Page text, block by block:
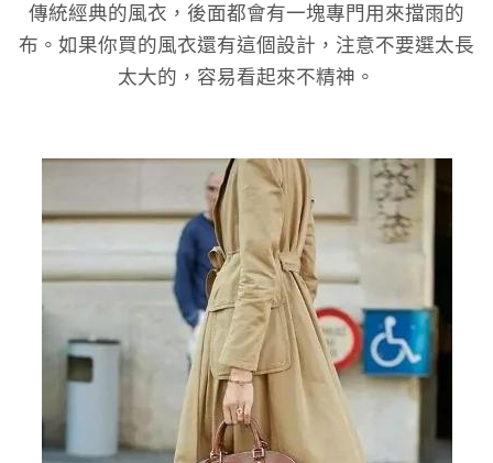
傳統經典的風衣，後面都會有一塊專門用來擋雨的
布。如果你買的風衣還有這個設計，注意不要選太長
太大的，容易看起來不精神。